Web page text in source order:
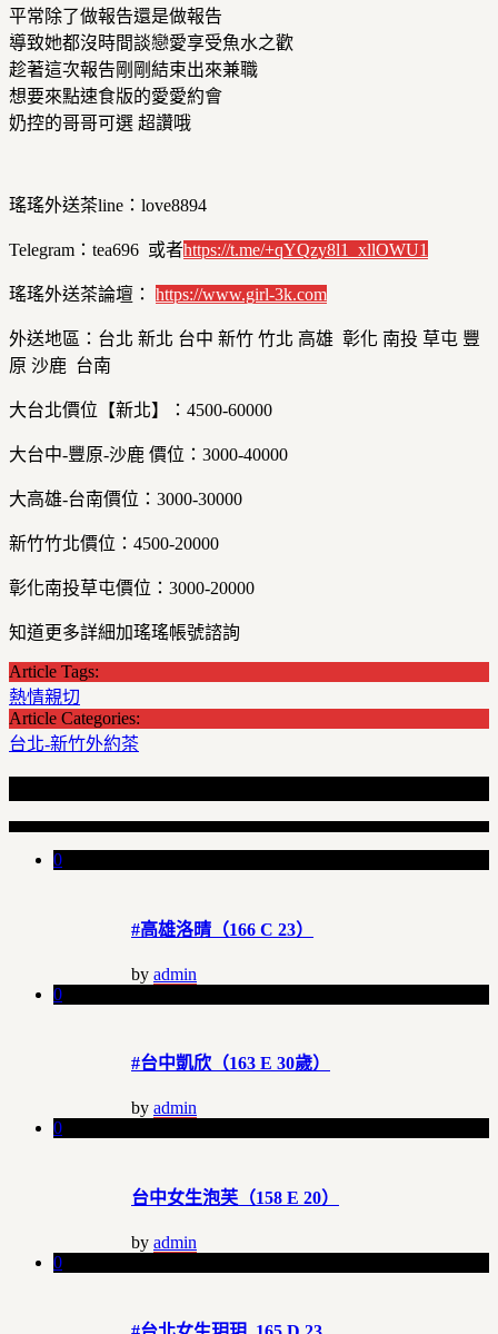
平常除了做報告還是做報告
導致她都沒時間談戀愛享受魚水之歡
趁著這次報告剛剛結束出來兼職
想要來點速食版的愛愛約會
奶控的哥哥可選 超讚哦
瑤瑤外送茶line：love8894
Telegram：tea696 或者https://t.me/+qYQzy8l1_xllOWU1
瑤瑤外送茶論壇： https://www.girl-3k.com
外送地區：台北 新北 台中 新竹 竹北 高雄 彰化 南投 草屯 豐
原 沙鹿 台南
大台北價位【新北】：4500-60000
大台中-豐原-沙鹿 價位：3000-40000
大高雄-台南價位：3000-30000
新竹竹北價位：4500-20000
彰化南投草屯價位：3000-20000
知道更多詳細加瑤瑤帳號諮詢
Article Tags:
熱情親切
Article Categories:
台北-新竹外約茶
0
#高雄洛晴（166 C 23）
by admin
0
#台中凱欣（163 E 30歲）
by admin
0
台中女生泡芙（158 E 20）
by admin
0